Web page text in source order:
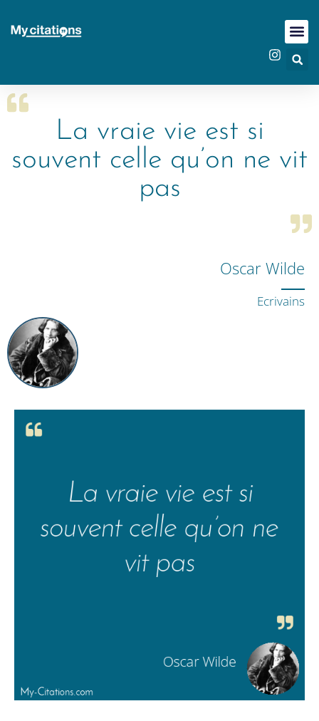
La vraie vie est si
souvent celle qu’on ne vit
pas
Oscar Wilde
Ecrivains